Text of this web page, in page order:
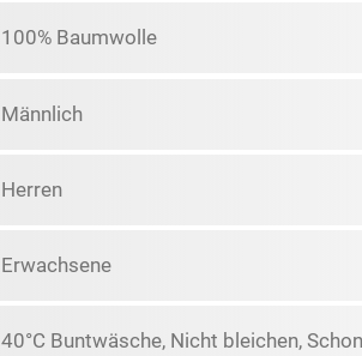
100% Baumwolle
Männlich
Herren
Erwachsene
40°C Buntwäsche, Nicht bleichen,